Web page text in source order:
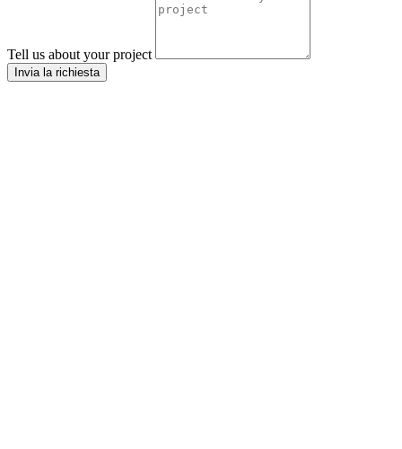
Tell us about your project
Invia la richiesta